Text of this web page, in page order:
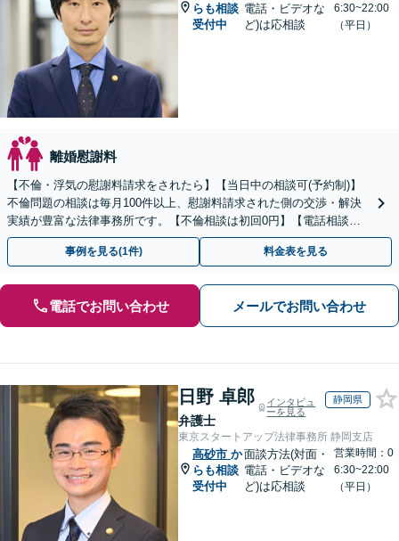
らも相談
受付中
電話・ビデオな
ど)は応相談
6:30~22:00
（平日）
離婚慰謝料
【不倫・浮気の慰謝料請求をされたら】【当日中の相談可(予約制)】
不倫問題の相談は毎月100件以上、慰謝料請求された側の交渉・解決
実績が豊富な法律事務所です。【不倫相談は初回0円】【電話相談で
ご契約まで対応可/来所不要】
事例を見る(1件) 料金表を見る
電話でお問い合わせ メールでお問い合わせ
日野 卓郎
弁護士
インタビュ
ーを見る
静岡県
東京スタートアップ法律事務所 静岡支店
高砂市 か
らも相談
受付中
面談方法(対面・
電話・ビデオな
ど)は応相談
営業時間：0
6:30~22:00
（平日）